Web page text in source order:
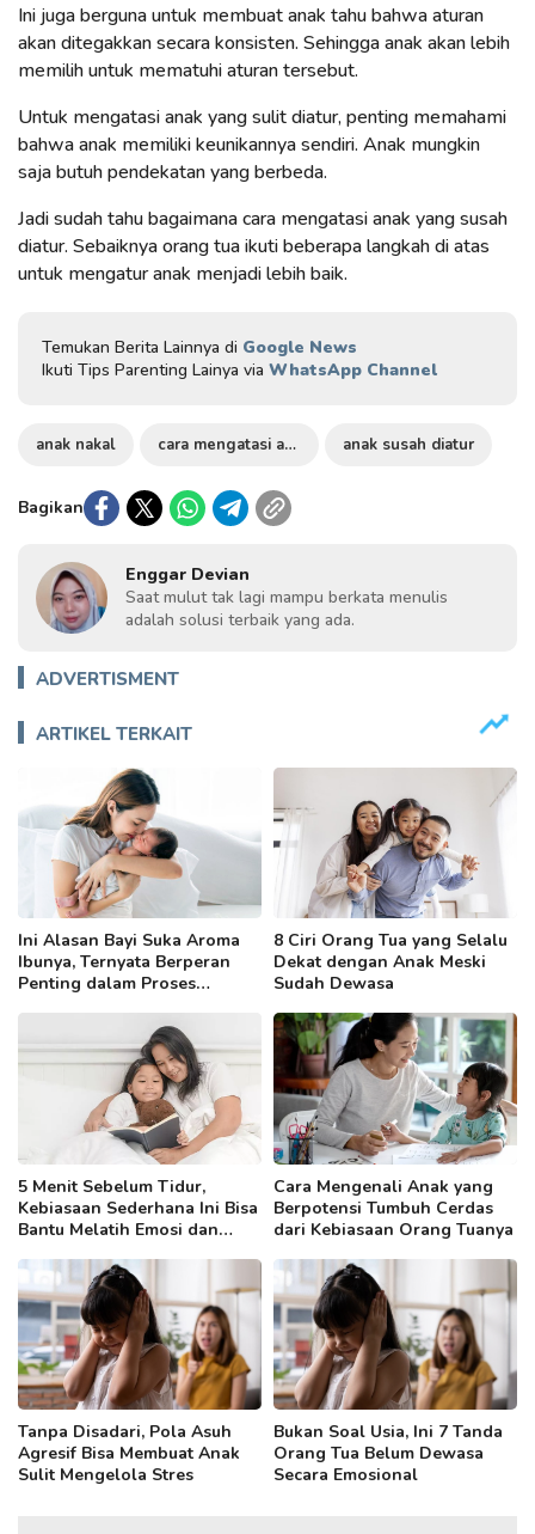
Ini juga berguna untuk membuat anak tahu bahwa aturan
akan ditegakkan secara konsisten. Sehingga anak akan lebih
memilih untuk mematuhi aturan tersebut.
Untuk mengatasi anak yang sulit diatur, penting memahami
bahwa anak memiliki keunikannya sendiri. Anak mungkin
saja butuh pendekatan yang berbeda.
Jadi sudah tahu bagaimana cara mengatasi anak yang susah
diatur. Sebaiknya orang tua ikuti beberapa langkah di atas
untuk mengatur anak menjadi lebih baik.
Temukan Berita Lainnya di Google News
Ikuti Tips Parenting Lainya via WhatsApp Channel
anak nakal cara mengatasi anak yang susah diatur anak susah diatur
Bagikan
Enggar Devian
Saat mulut tak lagi mampu berkata menulis
adalah solusi terbaik yang ada.
ADVERTISMENT
ARTIKEL TERKAIT
Ini Alasan Bayi Suka Aroma
Ibunya, Ternyata Berperan
Penting dalam Proses
8 Ciri Orang Tua yang Selalu
Dekat dengan Anak Meski
Sudah Dewasa
5 Menit Sebelum Tidur,
Kebiasaan Sederhana Ini Bisa
Bantu Melatih Emosi dan
Cara Mengenali Anak yang
Berpotensi Tumbuh Cerdas
dari Kebiasaan Orang Tuanya
Tanpa Disadari, Pola Asuh
Agresif Bisa Membuat Anak
Sulit Mengelola Stres
Bukan Soal Usia, Ini 7 Tanda
Orang Tua Belum Dewasa
Secara Emosional